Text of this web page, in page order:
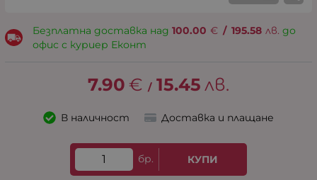
Безплатна доставка над 100.00 € / 195.58 лв. до
офис с куриер Еконт
7.90 € / 15.45 лв.
В наличност Доставка и плащане
бр. КУПИ